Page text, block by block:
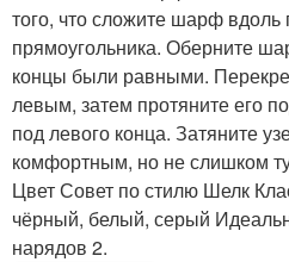
того, что сложите шарф
прямоугольника. Оберните
концы были равными.
левым, затем протяните его
под левого конца. Затяните
комфортным, но не слишком
Цвет Совет по стилю Шелк
чёрный, белый, серый
нарядов 2.